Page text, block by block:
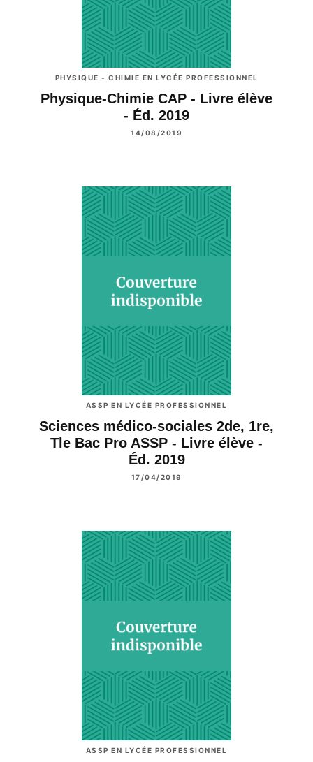
PHYSIQUE - CHIMIE EN LYCÉE PROFESSIONNEL
Physique-Chimie CAP - Livre élève
- Éd. 2019
14/08/2019
ASSP EN LYCÉE PROFESSIONNEL
Sciences médico-sociales 2de, 1re,
Tle Bac Pro ASSP - Livre élève -
Éd. 2019
17/04/2019
ASSP EN LYCÉE PROFESSIONNEL